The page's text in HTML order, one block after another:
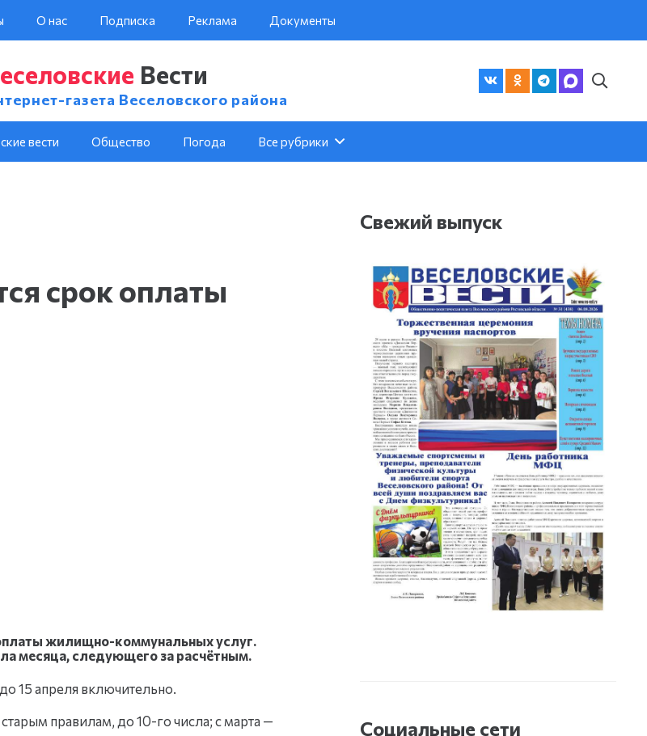
О нас Подписка Реклама Документы
Вести
газета Веселовского района
вести Общество Погода Все рубрики
срок оплаты
жилищно-коммунальных услуг.
месяца, следующего за расчётным.
15 апреля включительно.
правилам, до 10-го числа; с марта —
Свежий выпуск
Социальные сети